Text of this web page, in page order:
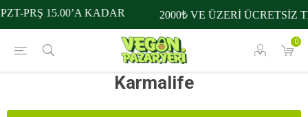
0
PRŞ 15.00’A KADAR 2000₺ VE ÜZERİ ÜCRETSİZ
Karmalife